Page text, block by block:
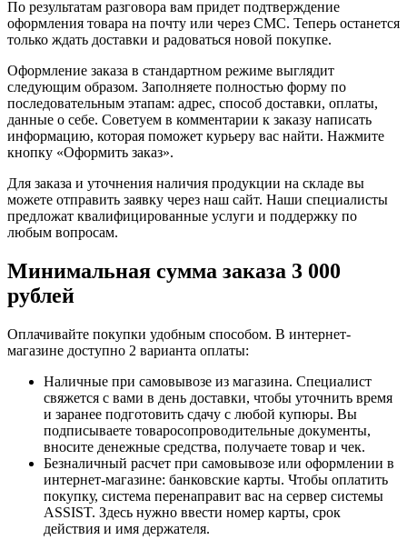
По результатам разговора вам придет подтверждение
оформления товара на почту или через СМС. Теперь останется
только ждать доставки и радоваться новой покупке.
Оформление заказа в стандартном режиме выглядит
следующим образом. Заполняете полностью форму по
последовательным этапам: адрес, способ доставки, оплаты,
данные о себе. Советуем в комментарии к заказу написать
информацию, которая поможет курьеру вас найти. Нажмите
кнопку «Оформить заказ».
Для заказа и уточнения наличия продукции на складе вы
можете отправить заявку через наш сайт. Наши специалисты
предложат квалифицированные услуги и поддержку по
любым вопросам.
Минимальная сумма заказа 3 000
рублей
Оплачивайте покупки удобным способом. В интернет-
магазине доступно 2 варианта оплаты:
Наличные при самовывозе из магазина. Специалист
свяжется с вами в день доставки, чтобы уточнить время
и заранее подготовить сдачу с любой купюры. Вы
подписываете товаросопроводительные документы,
вносите денежные средства, получаете товар и чек.
Безналичный расчет при самовывозе или оформлении в
интернет-магазине: банковские карты. Чтобы оплатить
покупку, система перенаправит вас на сервер системы
ASSIST. Здесь нужно ввести номер карты, срок
действия и имя держателя.